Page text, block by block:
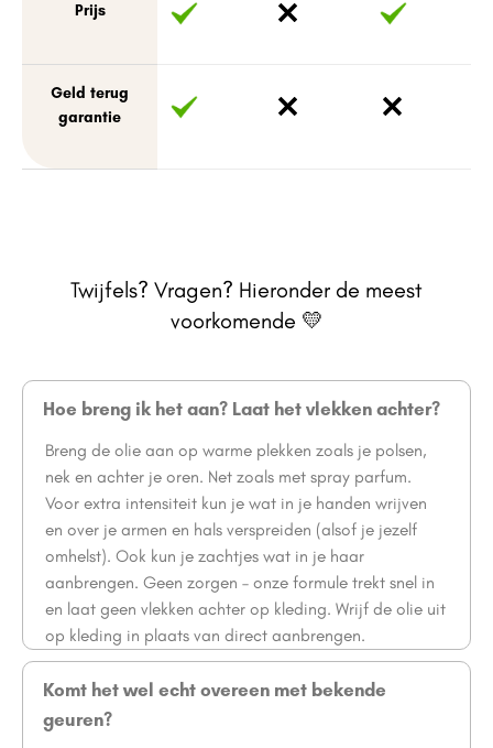
Prijs
Geld terug
garantie
Twijfels? Vragen? Hieronder de meest
voorkomende 💛
Hoe breng ik het aan? Laat het vlekken achter?
Breng de olie aan op warme plekken zoals je polsen,
nek en achter je oren. Net zoals met spray parfum.
Voor extra intensiteit kun je wat in je handen wrijven
en over je armen en hals verspreiden (alsof je jezelf
omhelst). Ook kun je zachtjes wat in je haar
aanbrengen. Geen zorgen – onze formule trekt snel in
en laat geen vlekken achter op kleding. Wrijf de olie uit
op kleding in plaats van direct aanbrengen.
Komt het wel echt overeen met bekende
geuren?